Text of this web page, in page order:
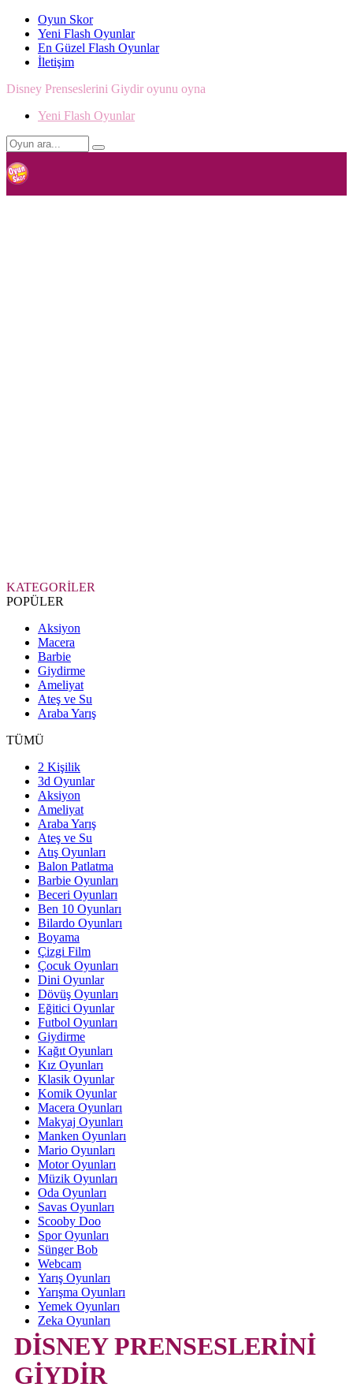
Oyun Skor
Yeni Flash Oyunlar
En Güzel Flash Oyunlar
İletişim
Disney Prenseslerini Giydir oyunu oyna
Yeni Flash Oyunlar
KATEGORİLER
POPÜLER
Aksiyon
Macera
Barbie
Giydirme
Ameliyat
Ateş ve Su
Araba Yarış
TÜMÜ
2 Kişilik
3d Oyunlar
Aksiyon
Ameliyat
Araba Yarış
Ateş ve Su
Atış Oyunları
Balon Patlatma
Barbie Oyunları
Beceri Oyunları
Ben 10 Oyunları
Bilardo Oyunları
Boyama
Çizgi Film
Çocuk Oyunları
Dini Oyunlar
Dövüş Oyunları
Eğitici Oyunlar
Futbol Oyunları
Giydirme
Kağıt Oyunları
Kız Oyunları
Klasik Oyunlar
Komik Oyunlar
Macera Oyunları
Makyaj Oyunları
Manken Oyunları
Mario Oyunları
Motor Oyunları
Müzik Oyunları
Oda Oyunları
Savas Oyunları
Scooby Doo
Spor Oyunları
Sünger Bob
Webcam
Yarış Oyunları
Yarışma Oyunları
Yemek Oyunları
Zeka Oyunları
DİSNEY PRENSESLERİNİ
GİYDİR